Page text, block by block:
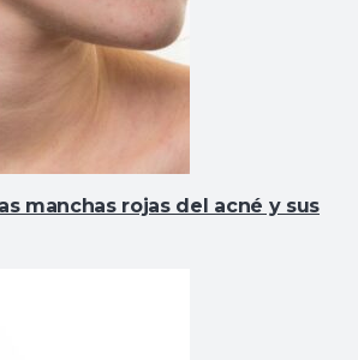
manchas rojas del acné y sus